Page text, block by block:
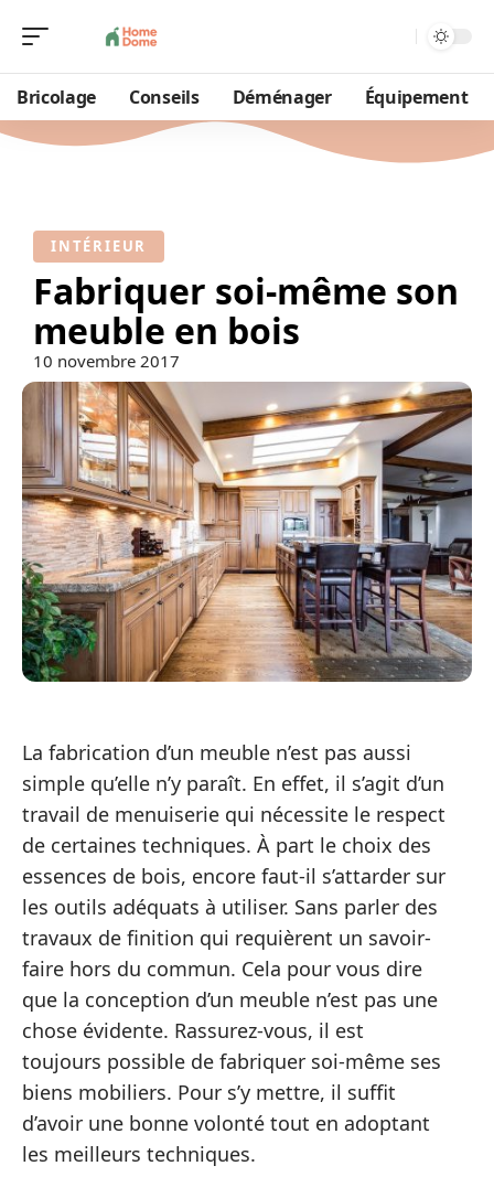
Bricolage Conseils Déménager Équipement
INTÉRIEUR
Fabriquer soi-même son
meuble en bois
10 novembre 2017
La fabrication d’un meuble n’est pas aussi
simple qu’elle n’y paraît. En effet, il s’agit d’un
travail de menuiserie qui nécessite le respect
de certaines techniques. À part le choix des
essences de bois, encore faut-il s’attarder sur
les outils adéquats à utiliser. Sans parler des
travaux de finition qui requièrent un savoir-
faire hors du commun. Cela pour vous dire
que la conception d’un meuble n’est pas une
chose évidente. Rassurez-vous, il est
toujours possible de fabriquer soi-même ses
biens mobiliers. Pour s’y mettre, il suffit
d’avoir une bonne volonté tout en adoptant
les meilleurs techniques.